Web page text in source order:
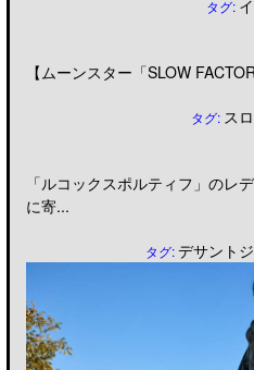
タグ:
【ムーンスター「SLOW
タグ: ス
「ルコックスポルティフ」のレ
に寄...
タグ:デサント